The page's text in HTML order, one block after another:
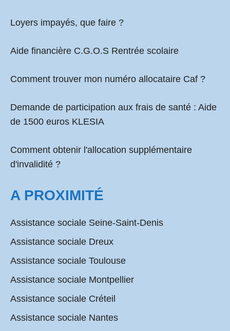
Loyers impayés, que faire ?
Aide financière C.G.O.S Rentrée scolaire
Comment trouver mon numéro allocataire Caf ?
Demande de participation aux frais de santé : Aide
de 1500 euros KLESIA
Comment obtenir l'allocation supplémentaire
d'invalidité ?
A PROXIMITÉ
Assistance sociale Seine-Saint-Denis
Assistance sociale Dreux
Assistance sociale Toulouse
Assistance sociale Montpellier
Assistance sociale Créteil
Assistance sociale Nantes